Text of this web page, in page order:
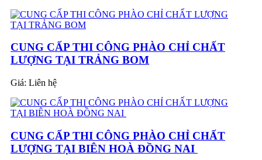
CUNG CẤP THI CÔNG PHÀO CHỈ CHẤT
LƯỢNG TẠI TRẢNG BOM
Giá: Liên hệ
CUNG CẤP THI CÔNG PHÀO CHỈ CHẤT
LƯỢNG TẠI BIÊN HOÀ ĐỒNG NAI